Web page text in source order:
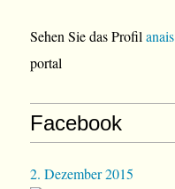
Sehen Sie das Profil anais
portal
Facebook
2. Dezember 2015